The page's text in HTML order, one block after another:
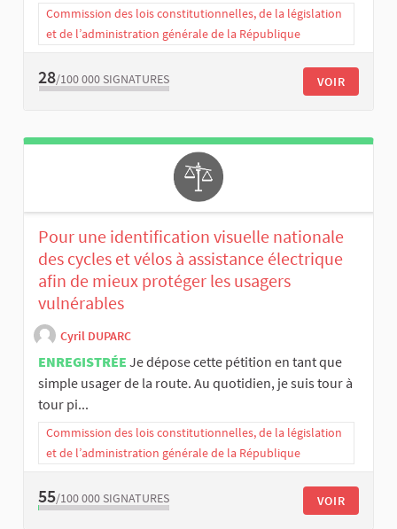
Commission des lois constitutionnelles, de la législation
et de l’administration générale de la République
28/100 000 SIGNATURES VOIR
Pour une identification visuelle nationale
des cycles et vélos à assistance électrique
afin de mieux protéger les usagers
vulnérables
Cyril DUPARC
ENREGISTRÉE Je dépose cette pétition en tant que
simple usager de la route. Au quotidien, je suis tour à
tour pi...
Commission des lois constitutionnelles, de la législation
et de l’administration générale de la République
55/100 000 SIGNATURES VOIR